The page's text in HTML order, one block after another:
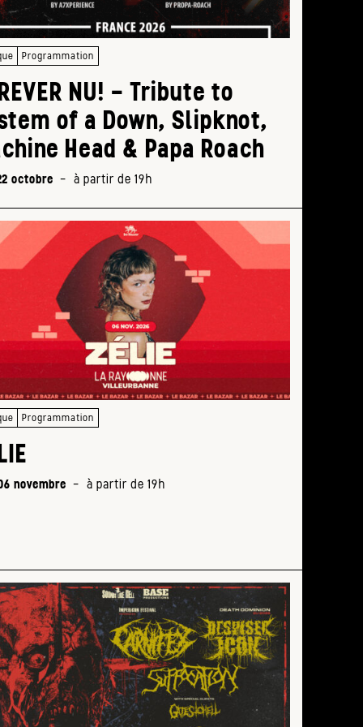
Programmation
NU! – Tribute to
of a Down, Slipknot,
Head & Papa Roach
octobre - à partir de 19h
Programmation
novembre - à partir de 19h